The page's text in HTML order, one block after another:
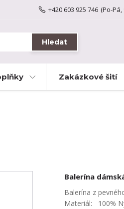
Hledat
+420 603 925 746 (Po-Pá,
Zakázkové šití
Balerína
Balerína z
Materiál: